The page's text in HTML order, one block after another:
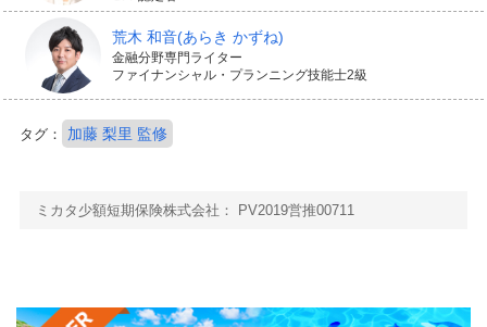
荒木 和音(あらき かずね)
金融分野専門ライター
ファイナンシャル・プランニング技能士2級
タグ： 加藤 梨里 監修
ミカタ少額短期保険株式会社： PV2019営推00711